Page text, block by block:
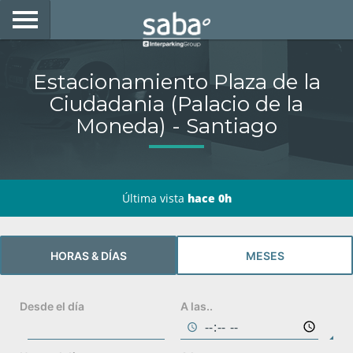
CIUDADES
PRODUCTOS Y ABONOS
Estacionamiento Plaza de la
Ciudadania (Palacio de la
Moneda) - Santiago
Última vista hace 0h
HORAS & DÍAS MESES
Desde el día A las..